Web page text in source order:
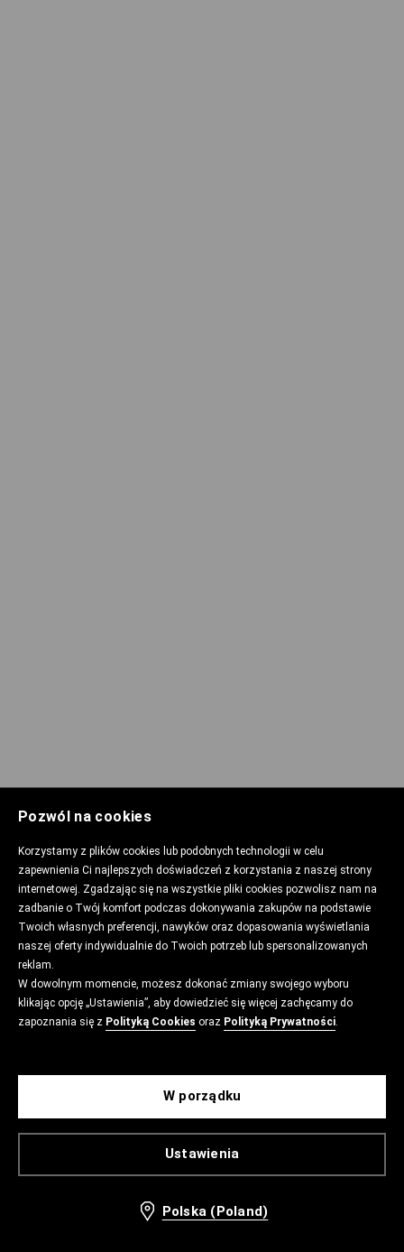
Pozwól na cookies
Korzystamy z plików cookies lub podobnych technologii w celu
zapewnienia Ci najlepszych doświadczeń z korzystania z naszej strony
internetowej. Zgadzając się na wszystkie pliki cookies pozwolisz nam na
zadbanie o Twój komfort podczas dokonywania zakupów na podstawie
Twoich własnych preferencji, nawyków oraz dopasowania wyświetlania
naszej oferty indywidualnie do Twoich potrzeb lub spersonalizowanych
reklam.
W dowolnym momencie, możesz dokonać zmiany swojego wyboru
klikając opcję „Ustawienia”, aby dowiedzieć się więcej zachęcamy do
zapoznania się z Polityką Cookies oraz Polityką Prywatności.
Ustawienia
W porządku
Polska (Poland)